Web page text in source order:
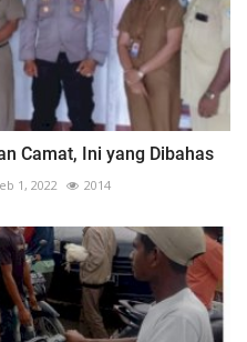
Camat, Ini yang Dibahas
1, 2022 2014